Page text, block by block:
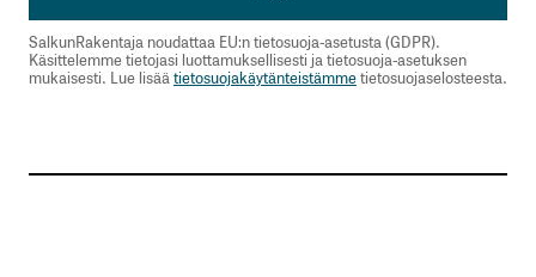
SalkunRakentaja noudattaa EU:n tietosuoja-asetusta (GDPR).
Käsittelemme tietojasi luottamuksellisesti ja tietosuoja-asetuksen
mukaisesti. Lue lisää tietosuojakäytänteistämmetietosuojaselosteesta.